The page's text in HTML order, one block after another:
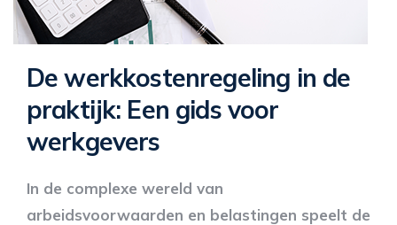
De werkkostenregeling in de
praktijk: Een gids voor
werkgevers
In de complexe wereld van
arbeidsvoorwaarden en belastingen speelt de